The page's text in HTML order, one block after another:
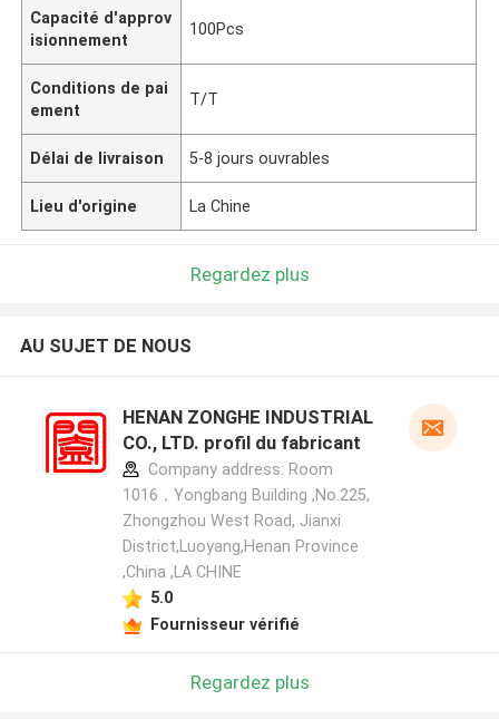
Capacité d'approv
isionnement
100Pcs
Conditions de pai
ement
T/T
Délai de livraison 5-8 jours ouvrables
Lieu d'origine La Chine
Regardez plus
AU SUJET DE NOUS
HENAN ZONGHE INDUSTRIAL
CO., LTD. profil du fabricant
Company address: Room
1016，Yongbang Building ,No.225,
Zhongzhou West Road, Jianxi
District,Luoyang,Henan Province
,China ,LA CHINE
5.0
Fournisseur vérifié
Regardez plus